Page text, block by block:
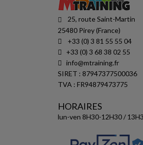
25, route Saint-Martin
25480 Pirey (France)
+33 (0) 3 81 55 55 04
+33 (0) 3 68 38 02 55
info@mtraining.fr
SIRET : 87947377500036
TVA : FR94879473775
HORAIRES
lun-ven 8H30-12H30 /